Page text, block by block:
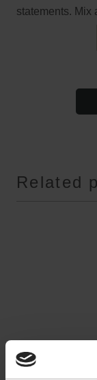
statements. Mix
Related